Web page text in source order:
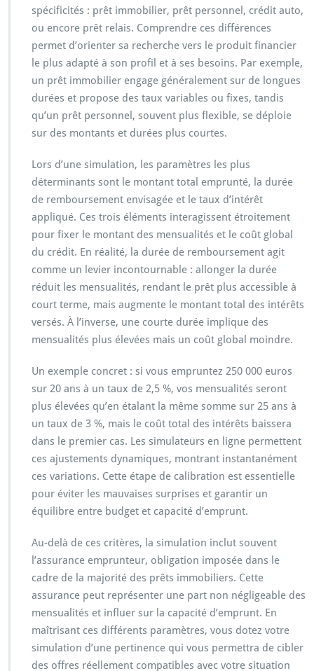
spécificités : prêt immobilier, prêt personnel, crédit auto,
ou encore prêt relais. Comprendre ces différences
permet d’orienter sa recherche vers le produit financier
le plus adapté à son profil et à ses besoins. Par exemple,
un prêt immobilier engage généralement sur de longues
durées et propose des taux variables ou fixes, tandis
qu’un prêt personnel, souvent plus flexible, se déploie
sur des montants et durées plus courtes.
Lors d’une simulation, les paramètres les plus
déterminants sont le montant total emprunté, la durée
de remboursement envisagée et le taux d’intérêt
appliqué. Ces trois éléments interagissent étroitement
pour fixer le montant des mensualités et le coût global
du crédit. En réalité, la durée de remboursement agit
comme un levier incontournable : allonger la durée
réduit les mensualités, rendant le prêt plus accessible à
court terme, mais augmente le montant total des intérêts
versés. À l’inverse, une courte durée implique des
mensualités plus élevées mais un coût global moindre.
Un exemple concret : si vous empruntez 250 000 euros
sur 20 ans à un taux de 2,5 %, vos mensualités seront
plus élevées qu’en étalant la même somme sur 25 ans à
un taux de 3 %, mais le coût total des intérêts baissera
dans le premier cas. Les simulateurs en ligne permettent
ces ajustements dynamiques, montrant instantanément
ces variations. Cette étape de calibration est essentielle
pour éviter les mauvaises surprises et garantir un
équilibre entre budget et capacité d’emprunt.
Au-delà de ces critères, la simulation inclut souvent
l’assurance emprunteur, obligation imposée dans le
cadre de la majorité des prêts immobiliers. Cette
assurance peut représenter une part non négligeable des
mensualités et influer sur la capacité d’emprunt. En
maîtrisant ces différents paramètres, vous dotez votre
simulation d’une pertinence qui vous permettra de cibler
des offres réellement compatibles avec votre situation